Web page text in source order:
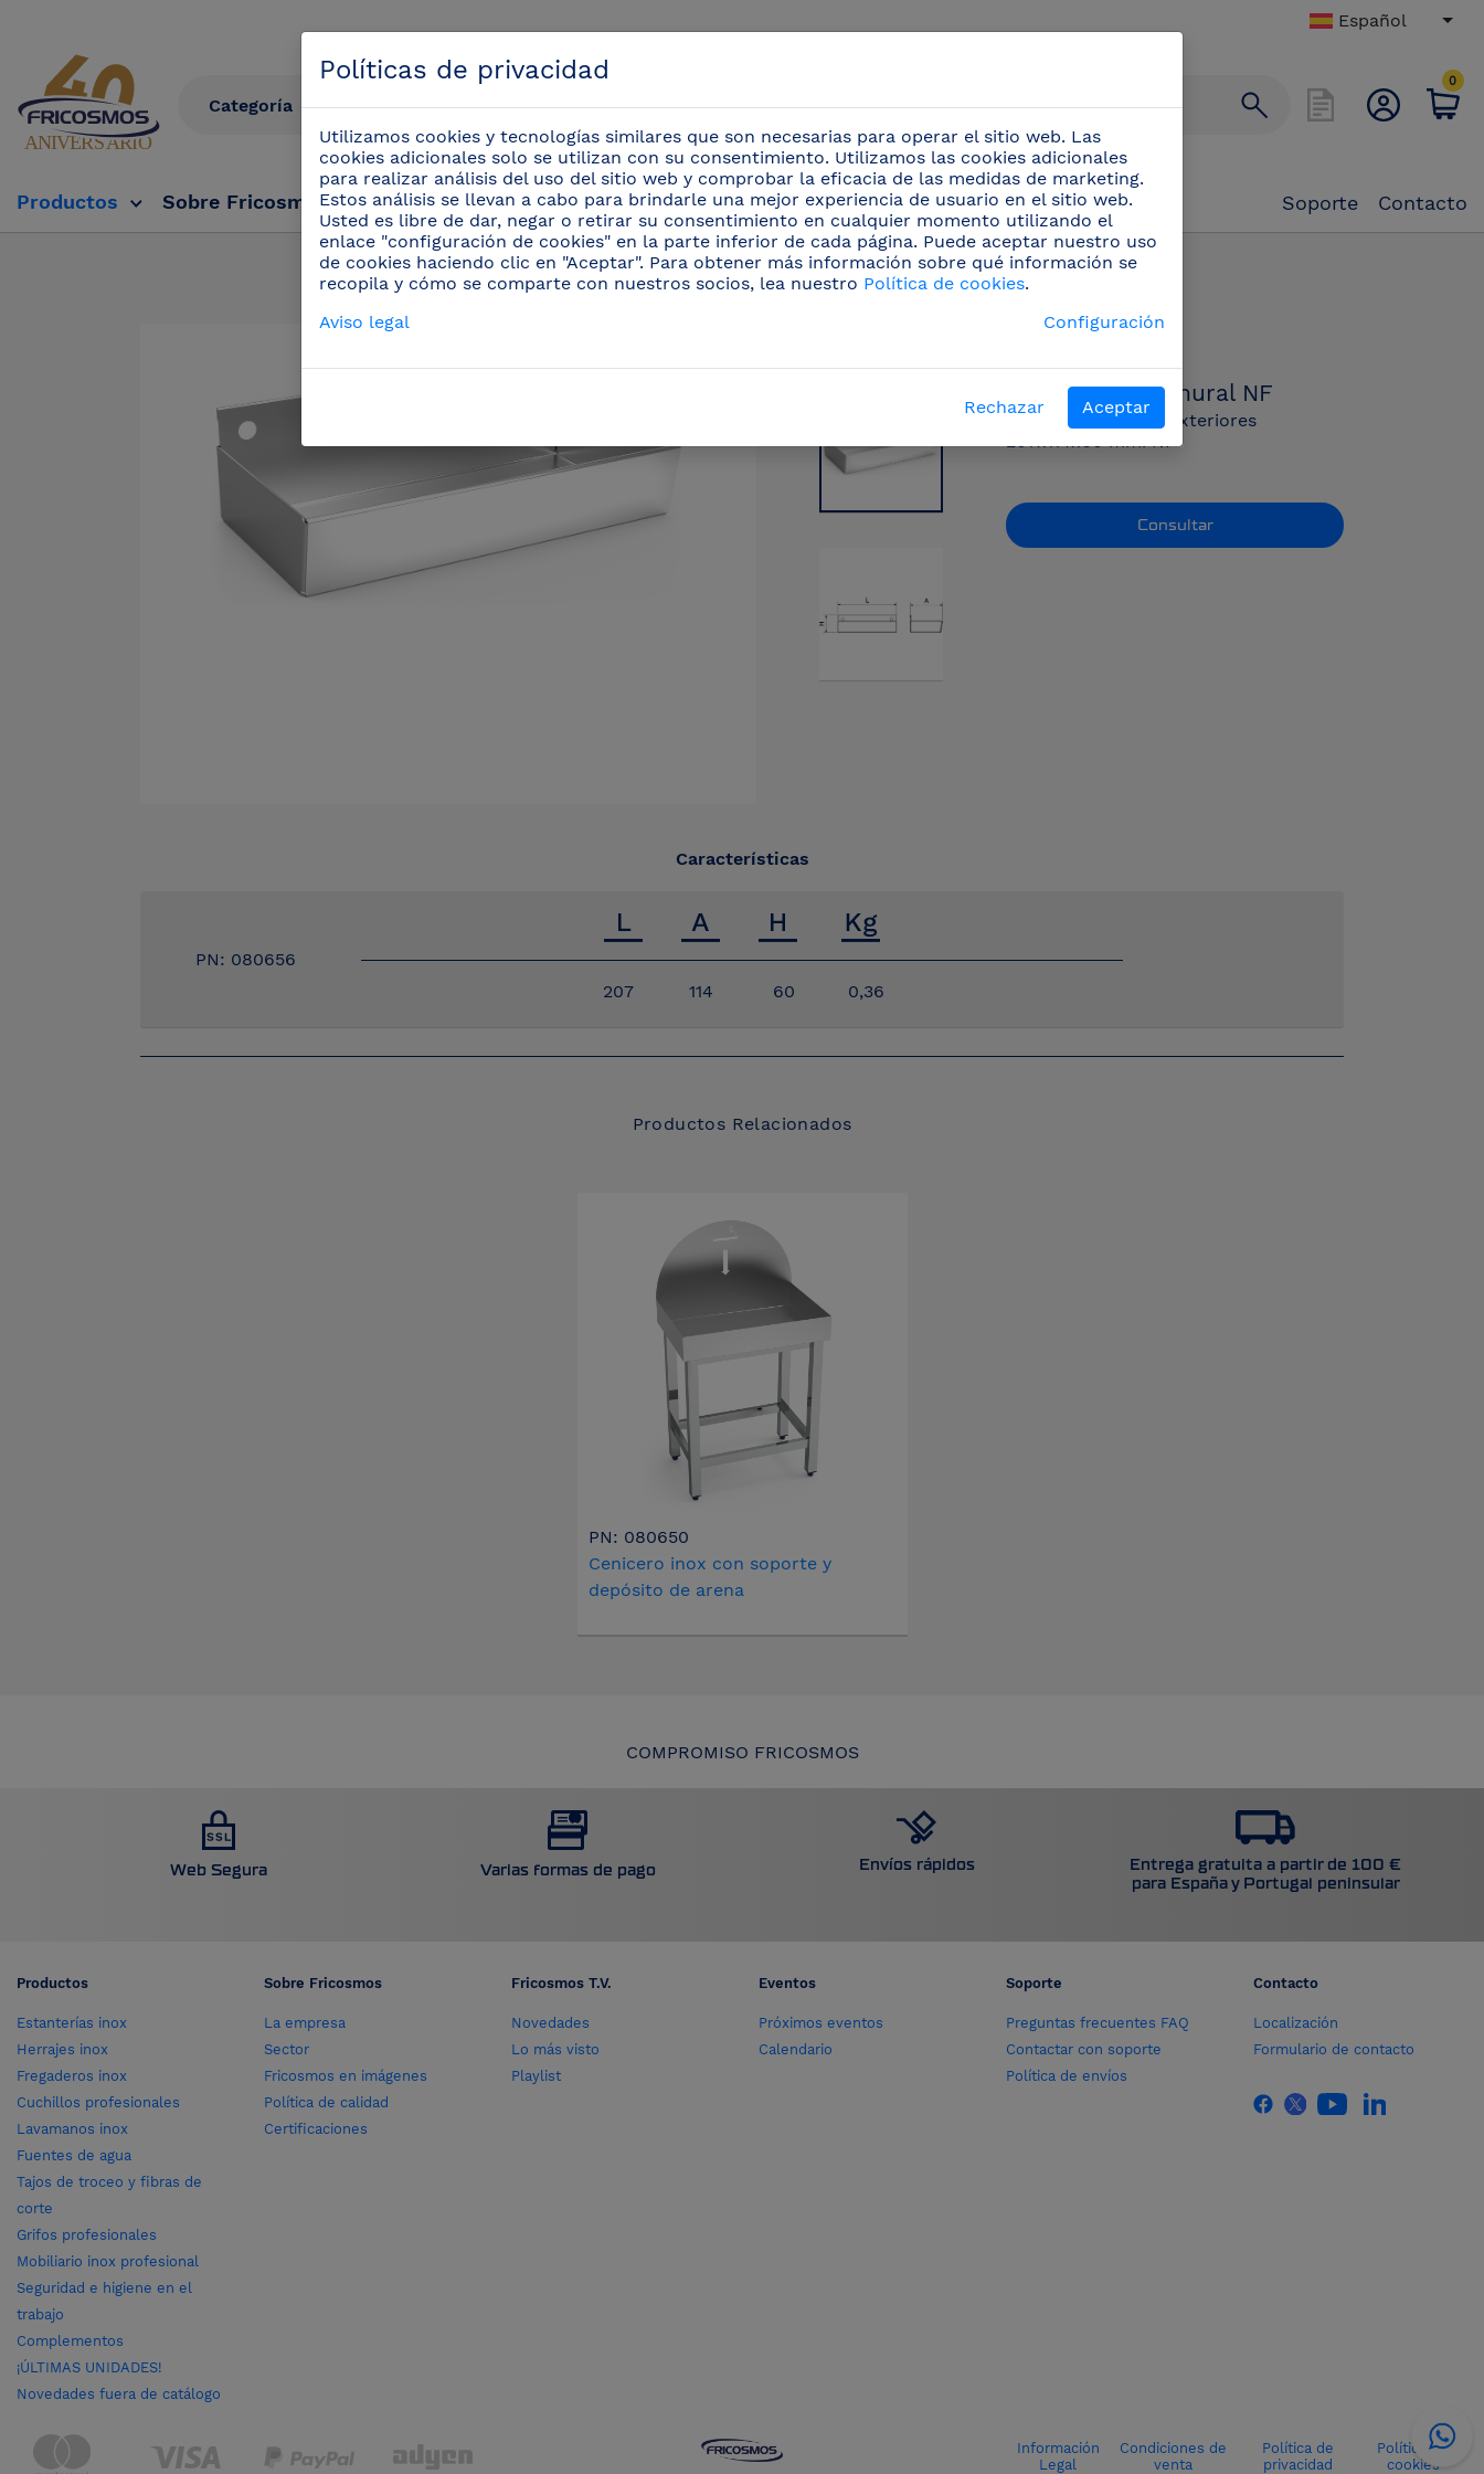
Español
0
Productos Sobre Fricosmos Fricosmos Tv Eventos Soporte Contacto
Productos / Complementos / Ceniceros inox (6) / Cenicero inox mural NF
Cenicero inox mural NF
Cenicero mural de exteriores
207x114x60 mm. NF
Consultar
Características
PN: 080656
207
114 60 0,36
Productos Relacionados
PN: 080650
Cenicero inox con soporte y
depósito de arena
COMPROMISO FRICOSMOS
Web Segura Varias formas de pago Envíos rápidos
Entrega gratuita a partir de 100 €
para España y Portugal peninsular
Productos
Estanterías inox
Herrajes inox
Fregaderos inox
Cuchillos profesionales
Lavamanos inox
Fuentes de agua
Tajos de troceo y fibras de
corte
Grifos profesionales
Mobiliario inox profesional
Seguridad e higiene en el
trabajo
Complementos
¡ÚLTIMAS UNIDADES!
Novedades fuera de catálogo
Sobre Fricosmos
La empresa
Sector
Fricosmos en imágenes
Política de calidad
Certificaciones
Fricosmos T.V.
Novedades
Lo más visto
Playlist
Eventos
Próximos eventos
Calendario
Soporte
Preguntas frecuentes FAQ
Contactar con soporte
Política de envíos
Contacto
Localización
Formulario de contacto
Información
Legal
Condiciones de
venta
Política de
privacidad
Política de
cookies
Políticas de privacidad
Utilizamos cookies y tecnologías similares que son necesarias para operar el sitio web. Las
cookies adicionales solo se utilizan con su consentimiento. Utilizamos las cookies adicionales
para realizar análisis del uso del sitio web y comprobar la eficacia de las medidas de marketing.
Estos análisis se llevan a cabo para brindarle una mejor experiencia de usuario en el sitio web.
Usted es libre de dar, negar o retirar su consentimiento en cualquier momento utilizando el
enlace "configuración de cookies" en la parte inferior de cada página. Puede aceptar nuestro uso
de cookies haciendo clic en "Aceptar". Para obtener más información sobre qué información se
recopila y cómo se comparte con nuestros socios, lea nuestro Política de cookies.
Aviso legal
Configuración
Rechazar Aceptar